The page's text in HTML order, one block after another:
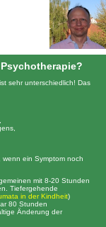
sehr unterschiedlich! Das
wenn ein Symptom noch
mit 8-20 Stunden
Tiefergehende
in der Kindheit)
80 Stunden
Änderung der